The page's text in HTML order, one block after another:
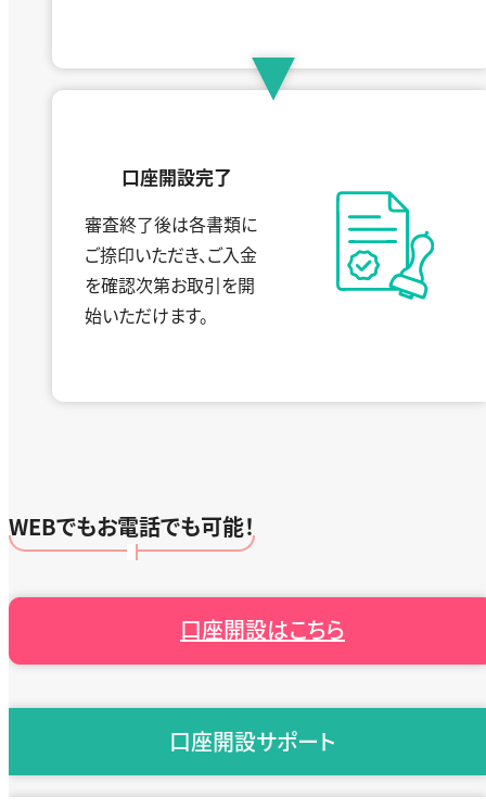
口座開設完了
審査終了後は各書類に
ご捺印いただき、ご入金
を確認次第お取引を開
始いただけます。
WEBでもお電話でも可能！
口座開設はこちら
口座開設サポート